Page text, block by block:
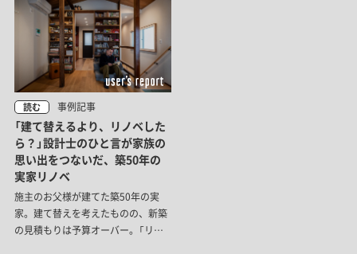
読む 事例記事
「建て替えるより、リノベした
ら？」設計士のひと言が家族の
思い出をつないだ、築50年の
実家リノベ
施主のお父様が建てた築50年の実
家。建て替えを考えたものの、新築
の見積もりは予算オーバー。「リノ